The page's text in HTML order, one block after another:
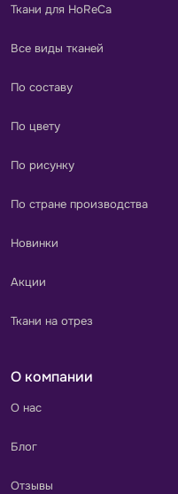
Ткани для HoReCa
Все виды тканей
По составу
По цвету
По рисунку
По стране производства
Новинки
Акции
Ткани на отрез
О компании
О нас
Блог
Отзывы